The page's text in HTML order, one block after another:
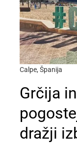
Calpe, Španija
Grčija
dražji